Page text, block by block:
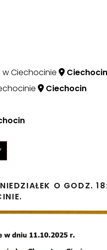
w Ciechocinie
Ciechocin
Ciechocin
O GODZ.